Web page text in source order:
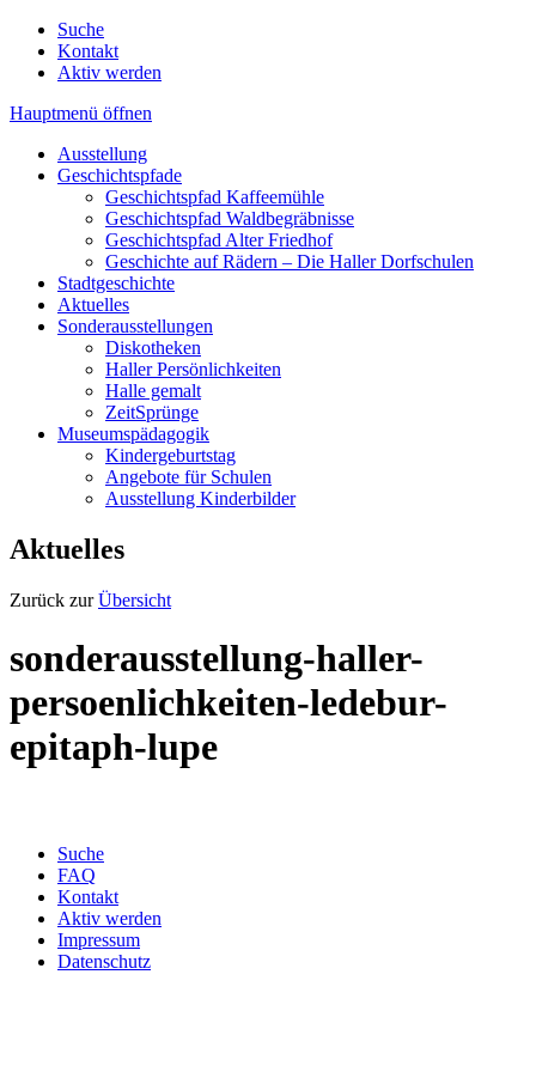
Suche
Kontakt
Aktiv werden
Hauptmenü öffnen
Ausstellung
Geschichtspfade
Geschichtspfad Kaffeemühle
Geschichtspfad Waldbegräbnisse
Geschichtspfad Alter Friedhof
Geschichte auf Rädern – Die Haller Dorfschulen
Stadtgeschichte
Aktuelles
Sonderausstellungen
Diskotheken
Haller Persönlichkeiten
Halle gemalt
ZeitSprünge
Museumspädagogik
Kindergeburtstag
Angebote für Schulen
Ausstellung Kinderbilder
Aktuelles
Zurück zurÜbersicht
sonderausstellung-haller-
persoenlichkeiten-ledebur-
epitaph-lupe
Suche
FAQ
Kontakt
Aktiv werden
Impressum
Datenschutz